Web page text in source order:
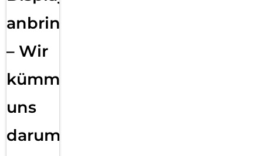
anbringen
– Wir
kümmern
uns
darum!